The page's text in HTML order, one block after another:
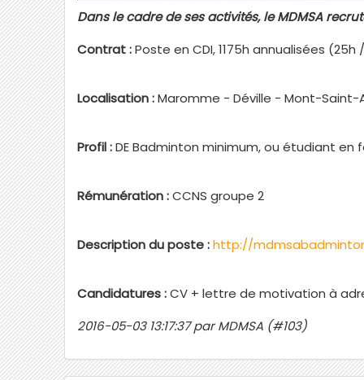
Dans le cadre de ses activités, le MDMSA
Contrat :Poste en CDI, 1175h annualisées
Localisation :Maromme - Déville - Mont-Saint-
Profil :DE Badminton minimum, ou étudiant
Rémunération :CCNS groupe 2
Description du poste :http://
Candidatures :CV + lettre de motivation à
2016-05-03 13:17:37 par MDMSA (#103)